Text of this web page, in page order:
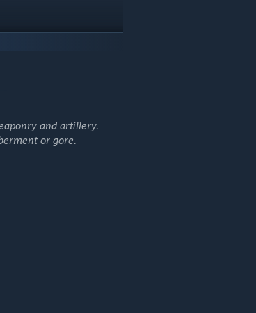
willing to lose to
and artillery.
or gore.